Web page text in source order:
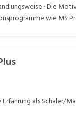
· Die
wie MS
als Schaler/